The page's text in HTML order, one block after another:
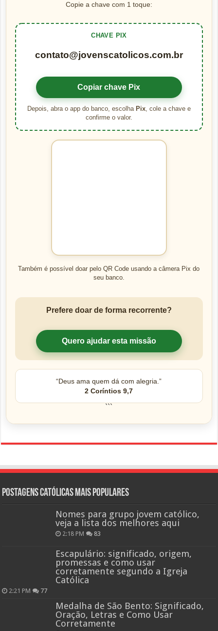
Copie a chave com 1 toque:
CHAVE PIX
contato@jovenscatolicos.com.br
Copiar chave Pix
Depois, abra o app do banco, escolha Pix, cole a chave e
confirme o valor.
Também é possível doar pelo QR Code usando a câmera Pix do
seu banco.
Prefere doar de forma recorrente?
Quero ajudar esta missão
“Deus ama quem dá com alegria.”
2 Coríntios 9,7
```
Postagens católicas mais Populares
Nomes para grupo jovem católico,
veja a lista dos melhores aqui
2:18 PM 83
Escapulário: significado, origem,
promessas e como usar
corretamente segundo a Igreja
Católica
2:21 PM 77
Medalha de São Bento: Significado,
Oração, Letras e Como Usar
Corretamente